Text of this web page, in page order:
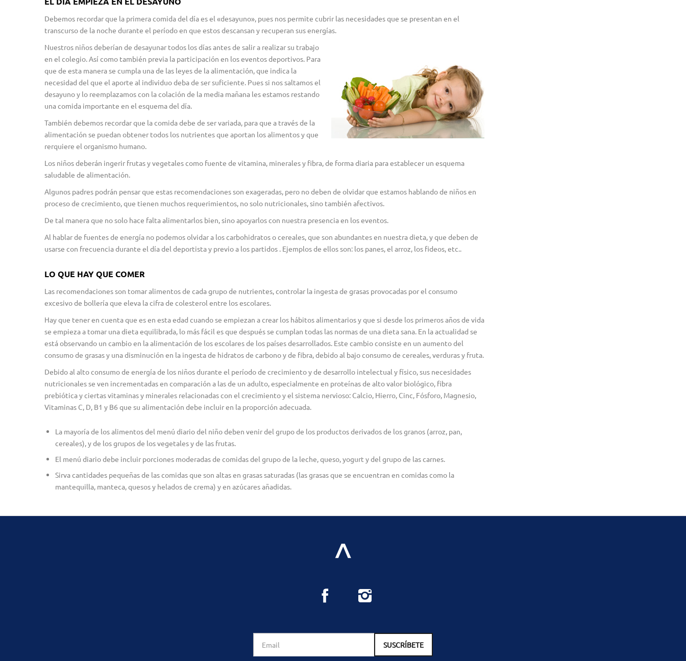
Debemos recordar que la primera comida del día es el «desayuno», pues nos permite cubrir las necesidades que se presentan en el
transcurso de la noche durante el período en que estos descansan y recuperan sus energías.
Nuestros niños deberían de desayunar todos los días antes de salir a realizar su trabajo
en el colegio. Así como también previa la participación en los eventos deportivos. Para
que de esta manera se cumpla una de las leyes de la alimentación, que indica la
necesidad del que el aporte al individuo deba de ser suficiente. Pues si nos saltamos el
desayuno y lo reemplazamos con la colación de la media mañana les estamos restando
una comida importante en el esquema del día.
También debemos recordar que la comida debe de ser variada, para que a través de la
alimentación se puedan obtener todos los nutrientes que aportan los alimentos y que
rerquiere el organismo humano.
Los niños deberán ingerir frutas y vegetales como fuente de vitamina, minerales y fibra, de forma diaria para establecer un esquema
saludable de alimentación.
Algunos padres podrán pensar que estas recomendaciones son exageradas, pero no deben de olvidar que estamos hablando de niños en
proceso de crecimiento, que tienen muchos requerimientos, no solo nutricionales, sino también afectivos.
De tal manera que no solo hace falta alimentarlos bien, sino apoyarlos con nuestra presencia en los eventos.
Al hablar de fuentes de energía no podemos olvidar a los carbohidratos o cereales, que son abundantes en nuestra dieta, y que deben de
usarse con frecuencia durante el día del deportista y previo a los partidos . Ejemplos de ellos son: los panes, el arroz, los fideos, etc..
LO QUE HAY QUE COMER
Las recomendaciones son tomar alimentos de cada grupo de nutrientes, controlar la ingesta de grasas provocadas por el consumo
excesivo de bollería que eleva la cifra de colesterol entre los escolares.
Hay que tener en cuenta que es en esta edad cuando se empiezan a crear los hábitos alimentarios y que si desde los primeros años de vida
se empieza a tomar una dieta equilibrada, lo más fácil es que después se cumplan todas las normas de una dieta sana. En la actualidad se
está observando un cambio en la alimentación de los escolares de los países desarrollados. Este cambio consiste en un aumento del
consumo de grasas y una disminución en la ingesta de hidratos de carbono y de fibra, debido al bajo consumo de cereales, verduras y fruta.
Debido al alto consumo de energía de los niños durante el período de crecimiento y de desarrollo intelectual y físico, sus necesidades
nutricionales se ven incrementadas en comparación a las de un adulto, especialmente en proteínas de alto valor biológico, fibra
prebiótica y ciertas vitaminas y minerales relacionadas con el crecimiento y el sistema nervioso: Calcio, Hierro, Cinc, Fósforo, Magnesio,
Vitaminas C, D, B1 y B6 que su alimentación debe incluir en la proporción adecuada.
La mayoría de los alimentos del menú diario del niño deben venir del grupo de los productos derivados de los granos (arroz, pan,
cereales), y de los grupos de los vegetales y de las frutas.
El menú diario debe incluir porciones moderadas de comidas del grupo de la leche, queso, yogurt y del grupo de las carnes.
Sirva cantidades pequeñas de las comidas que son altas en grasas saturadas (las grasas que se encuentran en comidas como la
mantequilla, manteca, quesos y helados de crema) y en azúcares añadidas.